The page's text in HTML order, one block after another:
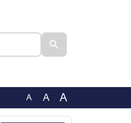
A A A